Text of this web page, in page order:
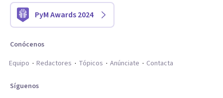
PyM Awards 2024
Conócenos
Equipo
Redactores Tópicos Anúnciate Contacta
Síguenos